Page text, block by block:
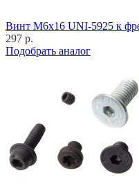
Винт M6x16 UNI-5925 к
297 р.
Подобрать аналог